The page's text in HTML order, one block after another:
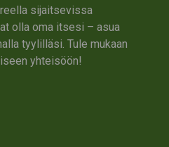
sijaitsevissa
olla oma itsesi – asua
tyylilläsi. Tule mukaan
yhteisöön!